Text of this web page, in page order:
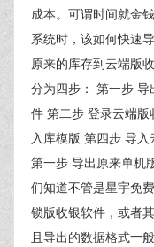
成本。可谓时间就金
系统时，该如何快速
原来的库存到云端版
分为四步： 第一步
件 第二步 登录云端
入库模版 第四步 导
第一步 导出原来单机
们知道不管是星宇免
锁版收银软件，或者
且导出的数据格式一